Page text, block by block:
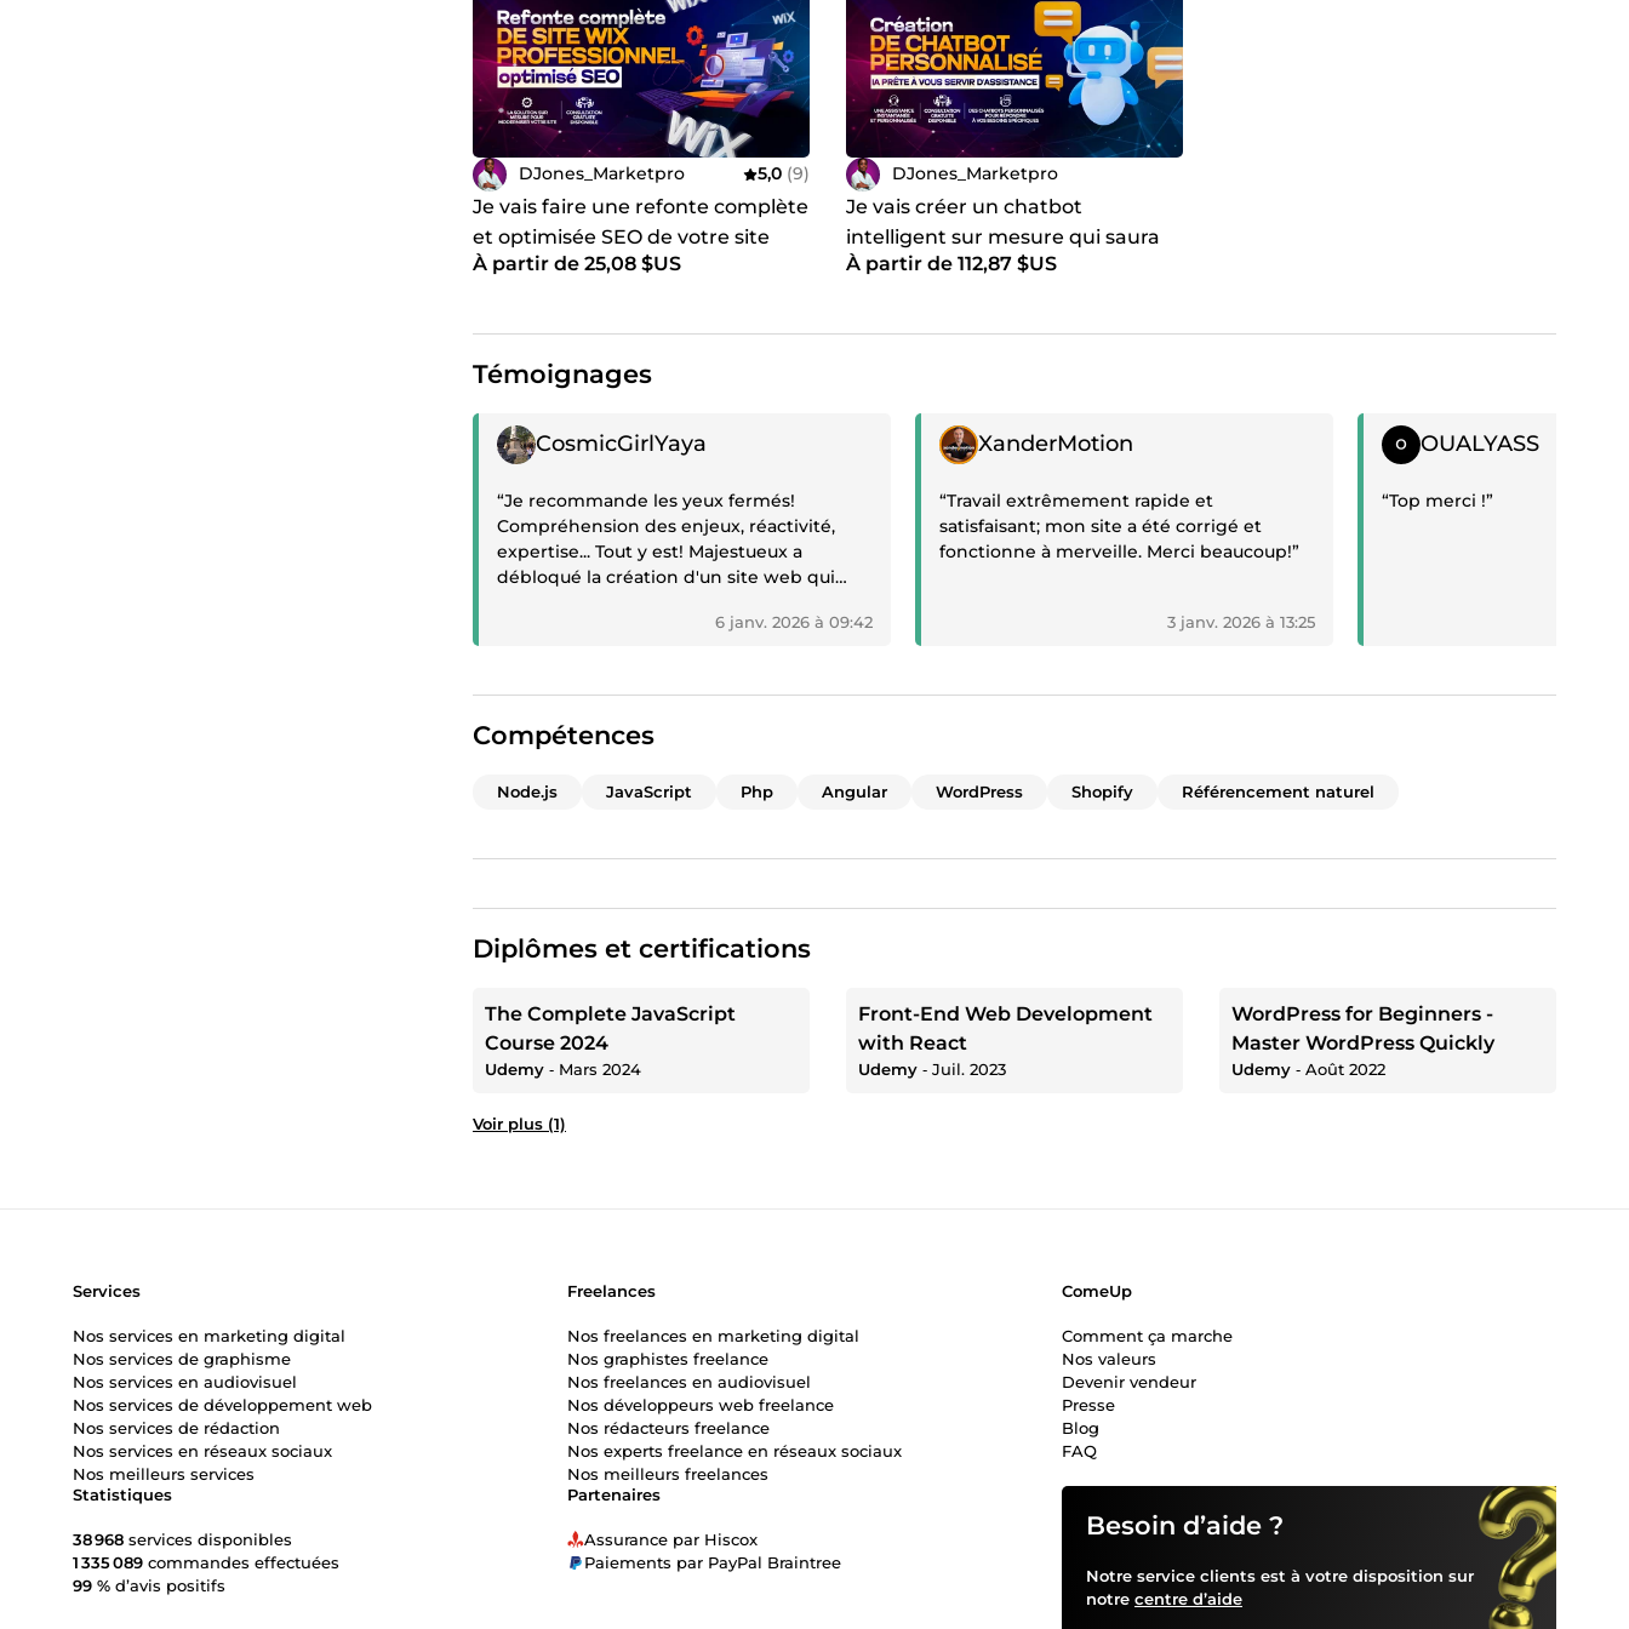
Cordialement,DJones_MarketPro, gestionnaire de l'agence VISIWEB SERVICE.
DJones_Marketpro 5,0 (9)
Je vais faire une refonte complète
et optimisée SEO de votre site
web Wix
À partir de 25,08 $US
DJones_Marketpro
Je vais créer un chatbot
intelligent sur mesure qui saura
combler vos attentes
À partir de 112,87 $US
Témoignages
Témoignage positif
CosmicGirlYaya
“Je recommande les yeux fermés!
Compréhension des enjeux, réactivité,
expertise... Tout y est! Majestueux a
débloqué la création d'un site web qui
évidence, je travaillerai avec lui pour mon
6 janv. 2026 à 09:42
Témoignage positif
XanderMotion
“Travail extrêmement rapide et
satisfaisant; mon site a été corrigé et
fonctionne à merveille. Merci beaucoup!”
3 janv. 2026 à 13:25
Témoignage positif
OUALYASS
“Top merci !”
Compétences
Node.js JavaScript Php Angular WordPress Shopify Référencement naturel
Diplômes et certifications
The Complete JavaScript
Course 2024
Udemy ‐ Mars 2024
Front-End Web Development
with React
Udemy ‐ Juil. 2023
WordPress for Beginners -
Master WordPress Quickly
Udemy ‐ Août 2022
Voir plus (1)
Besoin d’aide ?
Notre service clients est à votre disposition sur
notre centre d’aide
Partenaires
Assurance par Hiscox
Paiements par PayPal Braintree
Statistiques
38 968 services disponibles
1 335 089 commandes effectuées
99 % d’avis positifs
Services
Nos services en marketing digital
Nos services de graphisme
Nos services en audiovisuel
Nos services de développement web
Nos services de rédaction
Nos services en réseaux sociaux
Nos meilleurs services
Freelances
Nos freelances en marketing digital
Nos graphistes freelance
Nos freelances en audiovisuel
Nos développeurs web freelance
Nos rédacteurs freelance
Nos experts freelance en réseaux sociaux
Nos meilleurs freelances
ComeUp
Comment ça marche
Nos valeurs
Devenir vendeur
Presse
Blog
FAQ